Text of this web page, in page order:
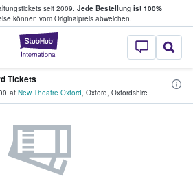
seit 2009. Jede Bestellung ist 100%
können vom Originalpreis abweichen.
StubHub - Wo
& verkaufen
Tickets
at New Theatre Oxford, Oxford, Oxfordshire